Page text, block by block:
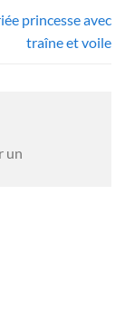
princesse avec
traîne et voile
un